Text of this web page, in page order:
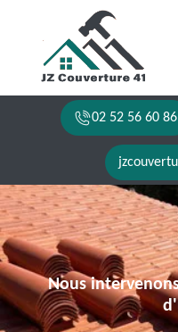
02 52 56 60 86
Nous